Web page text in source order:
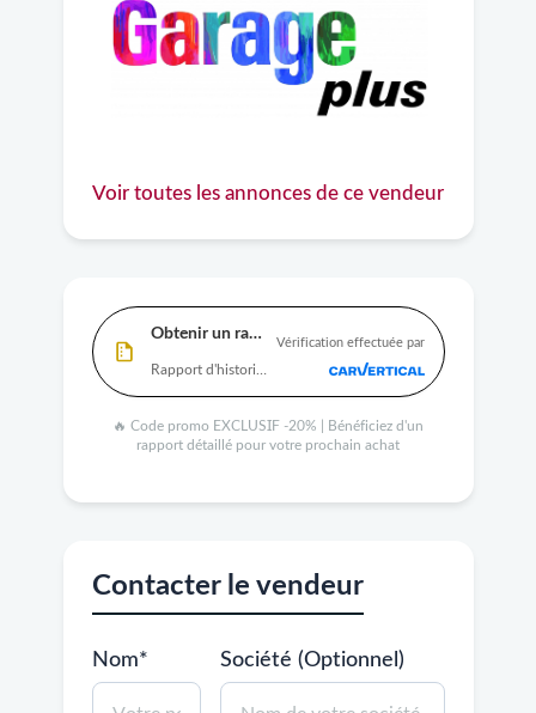
Voir toutes les annonces de ce vendeur
Obtenir un rapport
Vérification effectuée par
🔥 Code promo EXCLUSIF -20% | Bénéficiez d'un
rapport détaillé pour votre prochain achat
Contacter le vendeur
Nom* Société (Optionnel)